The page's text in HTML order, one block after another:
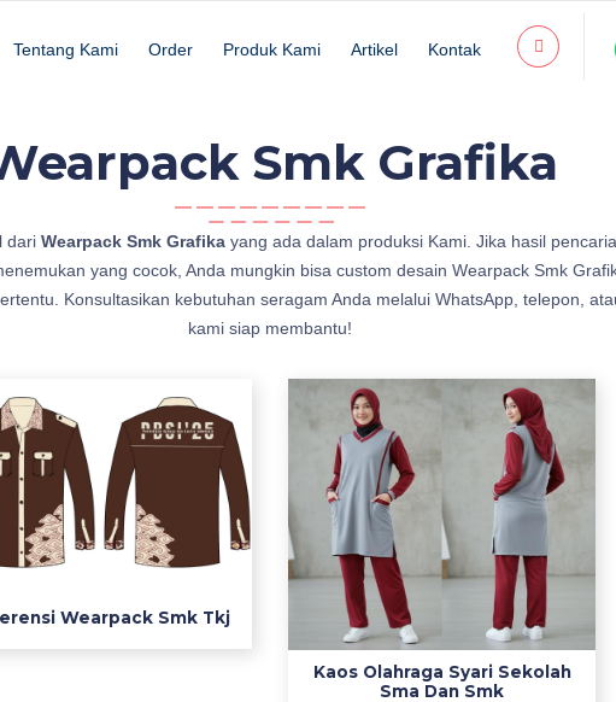
Tentang Kami Order Produk Kami Artikel Kontak
Smk Grafika
dari Wearpack Smk Grafika yang ada dalam produksi Kami. Jika hasil
yang cocok, Anda mungkin bisa custom desain Wearpack Smk
Konsultasikan kebutuhan seragam Anda melalui WhatsApp, telepon,
kami siap membantu!
Wearpack Smk Tkj
Kaos Olahraga Syari Sekolah
Sma Dan Smk